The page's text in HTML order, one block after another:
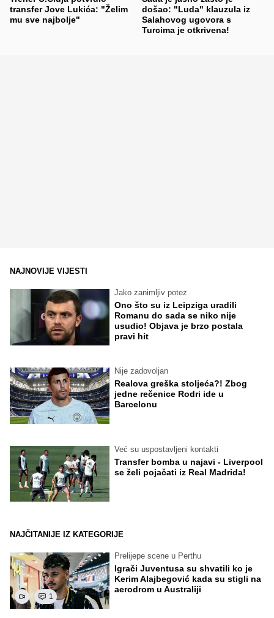
transfer Jove Lukića: "Želim
mu sve najbolje"
došao: "Luda" klauzula iz
Salahovog ugovora s
Turcima je otkrivena!
NAJNOVIJE VIJESTI
Jako zanimljiv potez
Ono što su iz Leipziga uradili
Romanu do sada se niko nije
usudio! Objava je brzo postala
pravi hit
Nije zadovoljan
Realova greška stoljeća?! Zbog
jedne rečenice Rodri ide u
Barcelonu
Već su uspostavljeni kontakti
Transfer bomba u najavi - Liverpool
se želi pojačati iz Real Madrida!
NAJČITANIJE IZ KATEGORIJE
1
Prelijepe scene u Perthu
Igrači Juventusa su shvatili ko je
Kerim Alajbegović kada su stigli na
aerodrom u Australiji